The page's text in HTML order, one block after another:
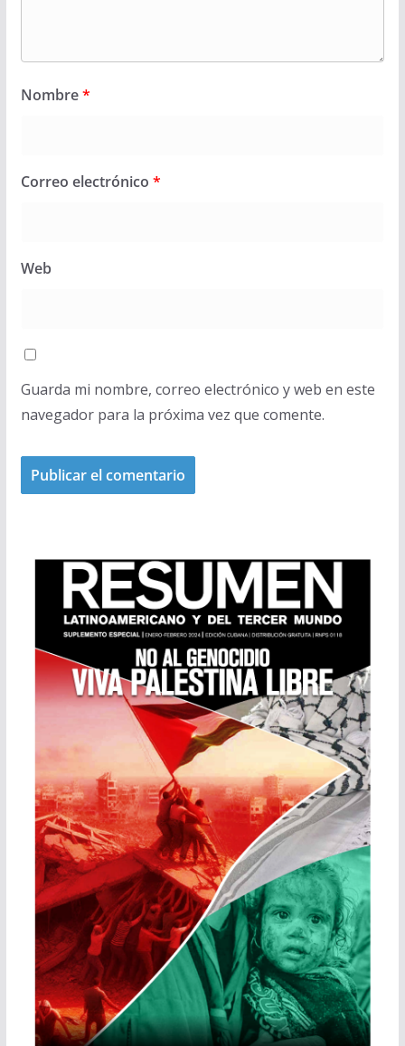
Nombre*
Correo electrónico *
Web
Guarda mi nombre, correo electrónico y web en este
navegador para la próxima vez que comente.